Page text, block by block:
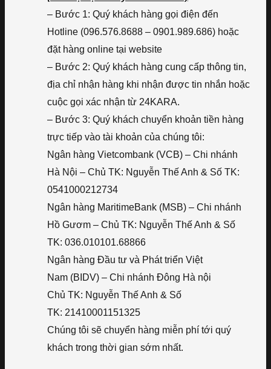
– Bước 1: Quý khách hàng gọi điện đến
Hotline (096.576.8688 – 0901.989.686) hoặc
đặt hàng online tại website
– Bước 2: Quý khách hàng cung cấp thông tin,
địa chỉ nhận hàng khi nhận được tin nhắn hoặc
cuộc gọi xác nhận từ 24KARA.
– Bước 3: Quý khách chuyển khoản tiền hàng
trực tiếp vào tài khoản của chúng tôi:
Ngân hàng Vietcombank (VCB) – Chi nhánh
Hà Nội – Chủ TK: Nguyễn Thế Anh & Số TK:
0541000212734
Ngân hàng MaritimeBank (MSB) – Chi nhánh
Hồ Gươm – Chủ TK: Nguyễn Thế Anh & Số
TK: 036.010101.68866
Ngân hàng Đầu tư và Phát triển Việt
Nam (BIDV) – Chi nhánh Đông Hà nội
Chủ TK: Nguyễn Thế Anh & Số
TK: 21410001151325
Chúng tôi sẽ chuyển hàng miễn phí tới quý
khách trong thời gian sớm nhất.